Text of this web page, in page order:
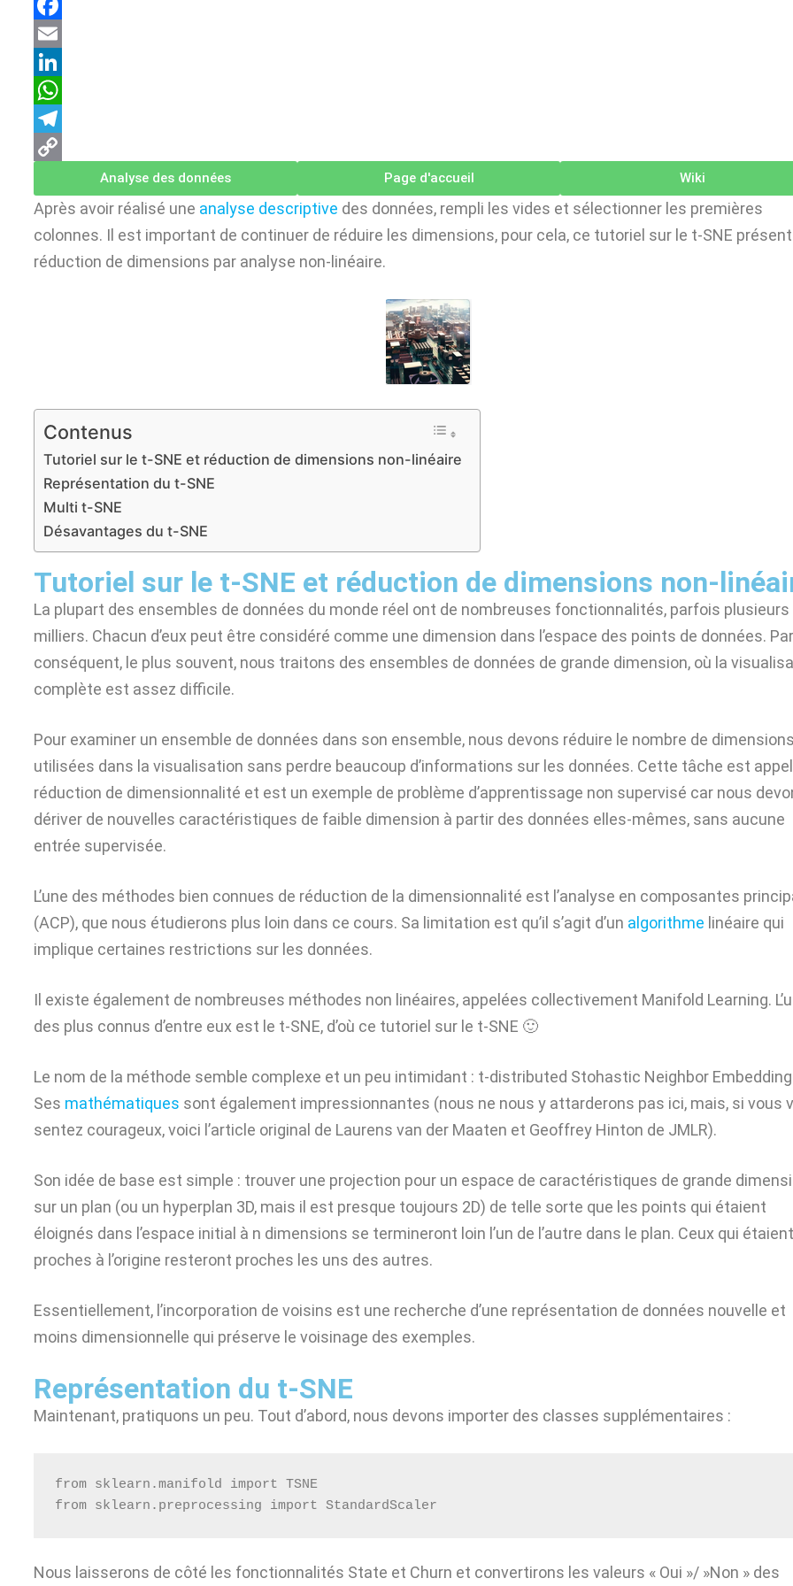
F
a
c
e
b
o
k
E
m
a
L
n
e
d
I
W
h
t
s
A
T
l
e
g
o
p
y
Analyse des données Page d'accueil Wiki
Après avoir réalisé une analyse descriptive des données, rempli les vides et sélectionner les premières
colonnes. Il est important de continuer de réduire les dimensions, pour cela, ce tutoriel sur le t-SNE
réduction de dimensions par analyse non-linéaire.
Contenus
Tutoriel sur le t-SNE et réduction de dimensions non-linéaire
Représentation du t-SNE
Multi t-SNE
Désavantages du t-SNE
Tutoriel sur le t-SNE et réduction de dimensions non-
La plupart des ensembles de données du monde réel ont de nombreuses fonctionnalités, parfois plusieurs
milliers. Chacun d’eux peut être considéré comme une dimension dans l’espace des points de données.
conséquent, le plus souvent, nous traitons des ensembles de données de grande dimension, où la
complète est assez difficile.
Pour examiner un ensemble de données dans son ensemble, nous devons réduire le nombre de
utilisées dans la visualisation sans perdre beaucoup d’informations sur les données. Cette tâche est
réduction de dimensionnalité et est un exemple de problème d’apprentissage non supervisé car nous
dériver de nouvelles caractéristiques de faible dimension à partir des données elles-mêmes, sans aucune
entrée supervisée.
L’une des méthodes bien connues de réduction de la dimensionnalité est l’analyse en composantes
(ACP), que nous étudierons plus loin dans ce cours. Sa limitation est qu’il s’agit d’un algorithme linéaire qui
implique certaines restrictions sur les données.
Il existe également de nombreuses méthodes non linéaires, appelées collectivement Manifold Learning.
des plus connus d’entre eux est le t-SNE, d’où ce tutoriel sur le t-SNE 🙂
Le nom de la méthode semble complexe et un peu intimidant : t-distributed Stohastic Neighbor
Ses mathématiques sont également impressionnantes (nous ne nous y attarderons pas ici, mais, si vous
sentez courageux, voici l’article original de Laurens van der Maaten et Geoffrey Hinton de JMLR).
Son idée de base est simple : trouver une projection pour un espace de caractéristiques de grande
sur un plan (ou un hyperplan 3D, mais il est presque toujours 2D) de telle sorte que les points qui étaient
éloignés dans l’espace initial à n dimensions se termineront loin l’un de l’autre dans le plan. Ceux qui
proches à l’origine resteront proches les uns des autres.
Essentiellement, l’incorporation de voisins est une recherche d’une représentation de données nouvelle et
moins dimensionnelle qui préserve le voisinage des exemples.
Représentation du t-SNE
Maintenant, pratiquons un peu. Tout d’abord, nous devons importer des classes supplémentaires :
from sklearn.manifold import TSNE
from sklearn.preprocessing import StandardScaler
Nous laisserons de côté les fonctionnalités State et Churn et convertirons les valeurs « Oui »/ »Non » des